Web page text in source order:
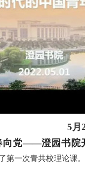
5月
向党——澄园书院
第一次青共校理论课。